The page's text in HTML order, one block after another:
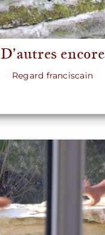
D’autres encore
Regard franciscain